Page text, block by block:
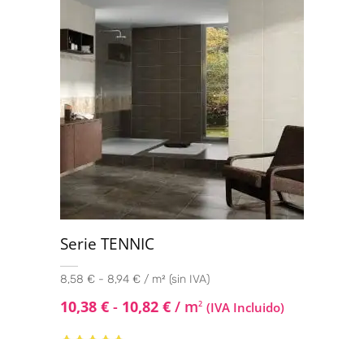
Serie TENNIC
8,58 € - 8,94 € / m² (sin IVA)
10,38 € - 10,82 € / m2 (IVA Incluido)